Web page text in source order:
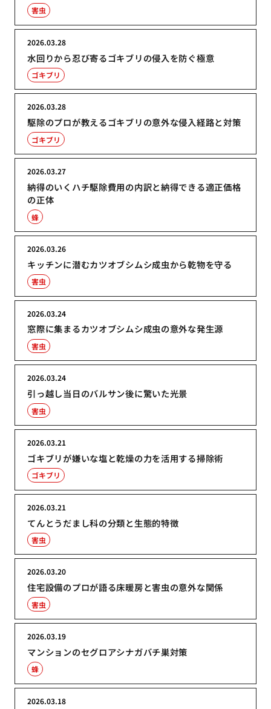
害虫
水回りから忍び寄るゴキブリの侵入を防ぐ極意
2026.03.28
ゴキブリ
駆除のプロが教えるゴキブリの意外な侵入経路と対策
2026.03.28
ゴキブリ
納得のいくハチ駆除費用の内訳と納得できる適正価格
の正体
2026.03.27
蜂
キッチンに潜むカツオブシムシ成虫から乾物を守る
2026.03.26
害虫
窓際に集まるカツオブシムシ成虫の意外な発生源
2026.03.24
害虫
引っ越し当日のバルサン後に驚いた光景
2026.03.24
害虫
ゴキブリが嫌いな塩と乾燥の力を活用する掃除術
2026.03.21
ゴキブリ
てんとうだまし科の分類と生態的特徴
2026.03.21
害虫
住宅設備のプロが語る床暖房と害虫の意外な関係
2026.03.20
害虫
マンションのセグロアシナガバチ巣対策
2026.03.19
蜂
2026.03.18